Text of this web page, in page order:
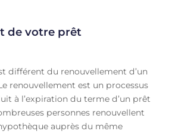
de votre prêt
différent du renouvellement d’un
renouvellement est un processus
à l’expiration du terme d’un prêt
personnes renouvellent
auprès du même